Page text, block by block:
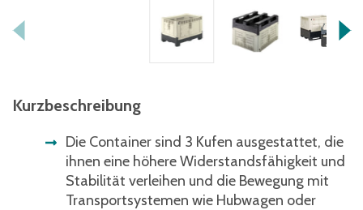
Kurzbeschreibung
Die Container sind 3 Kufen ausgestattet, die
ihnen eine höhere Widerstandsfähigkeit und
Stabilität verleihen und die Bewegung mit
Transportsystemen wie Hubwagen oder